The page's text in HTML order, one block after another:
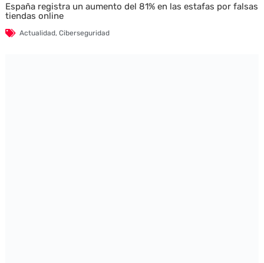
España registra un aumento del 81% en las estafas por falsas
tiendas online
Actualidad, Ciberseguridad